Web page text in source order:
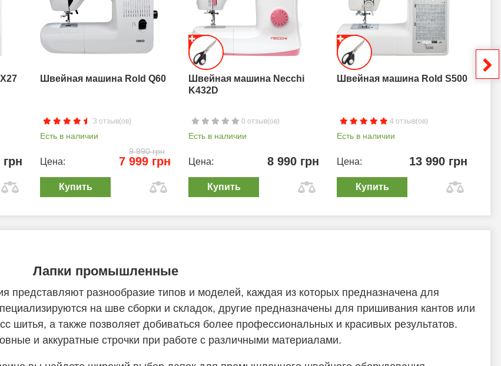
грн
Швейная машина Rold Q60
3 отзыв(ов)
Есть в наличии
9 990 грн
Цена: 7 999 грн
Купить
Швейная машина Necchi
K432D
0 отзыв(ов)
Есть в наличии
Цена: 8 990 грн
Купить
Швейная машина Rold S500
4 отзыв(ов)
Есть в наличии
Цена: 13 990 грн
Купить
Лапки промышленные
разнообразие типов и моделей, каждая из которых предназначена для
на шве сборки и складок, другие предназначены для пришивания кантов или
шитья, а также позволяет добиваться более профессиональных и красивых результатов.
и аккуратные строчки при работе с различными материалами.